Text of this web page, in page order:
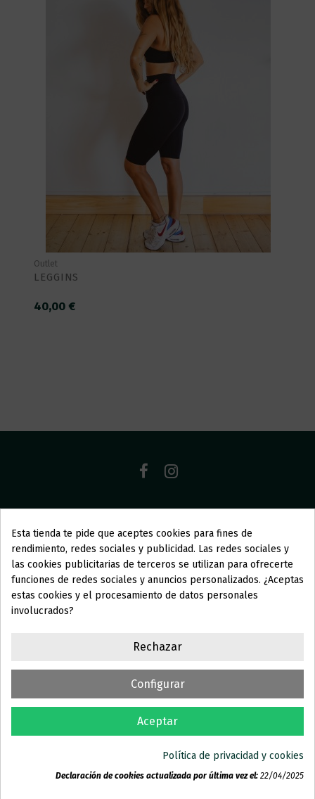
Outlet
LEGGINS
40,00 €
AGÜITA STORE
COLECCIONES
INFORMACIÓN
Copyright © Aguita Swimwear
- Política de Cookies
Esta tienda te pide que aceptes cookies para fines de
rendimiento, redes sociales y publicidad. Las redes sociales y
las cookies publicitarias de terceros se utilizan para ofrecerte
funciones de redes sociales y anuncios personalizados. ¿Aceptas
estas cookies y el procesamiento de datos personales
involucrados?
Rechazar
Configurar
Aceptar
Política de privacidad y cookies
Declaración de cookies actualizada por última vez el: 22/04/2025